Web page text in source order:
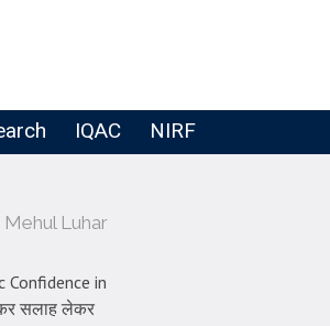
IQAC NIRF
Mehul Luhar
Confidence in
सलाह लेकर